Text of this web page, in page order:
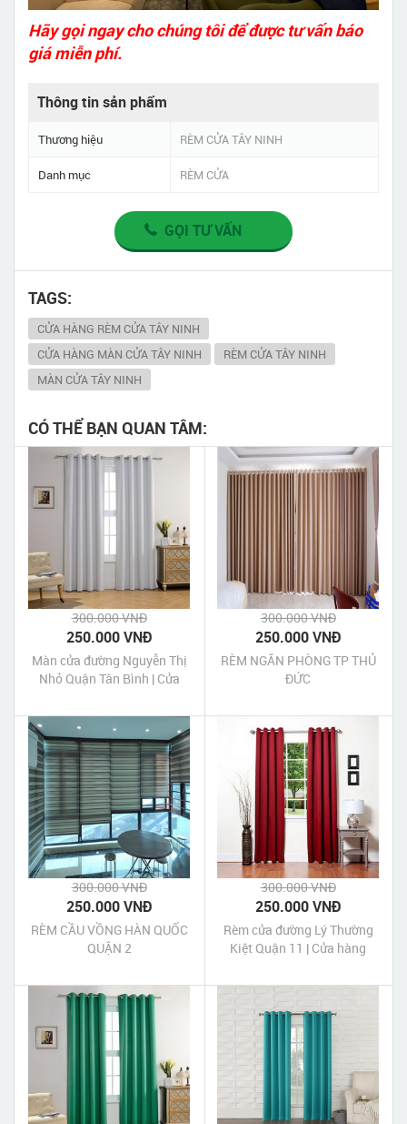
Hãy gọi ngay cho chúng tôi để được tư vấn báo
giá miễn phí.
Thông tin sản phẩm
Thương hiệu RÈM CỬA TÂY NINH
Danh mục RÈM CỬA
GỌI TƯ VẤN
TAGS:
CỬA HÀNG RÈM CỬA TÂY NINH
CỬA HÀNG MÀN CỬA TÂY NINH
RÈM CỬA TÂY NINH
MÀN CỬA TÂY NINH
CÓ THỂ BẠN QUAN TÂM:
300.000 VNĐ
250.000 VNĐ
Màn cửa đường Nguyễn Thị
Nhỏ Quận Tân Bình | Cửa
Nguyễn Thị Nhỏ Quận Tân
Bình Tp HCM
300.000 VNĐ
250.000 VNĐ
RÈM NGĂN PHÒNG TP THỦ
ĐỨC
300.000 VNĐ
250.000 VNĐ
RÈM CẦU VỒNG HÀN QUỐC
QUẬN 2
300.000 VNĐ
250.000 VNĐ
Rèm cửa đường Lý Thường
Kiệt Quận 11 | Cửa hàng
Quận 11 Tp HCM